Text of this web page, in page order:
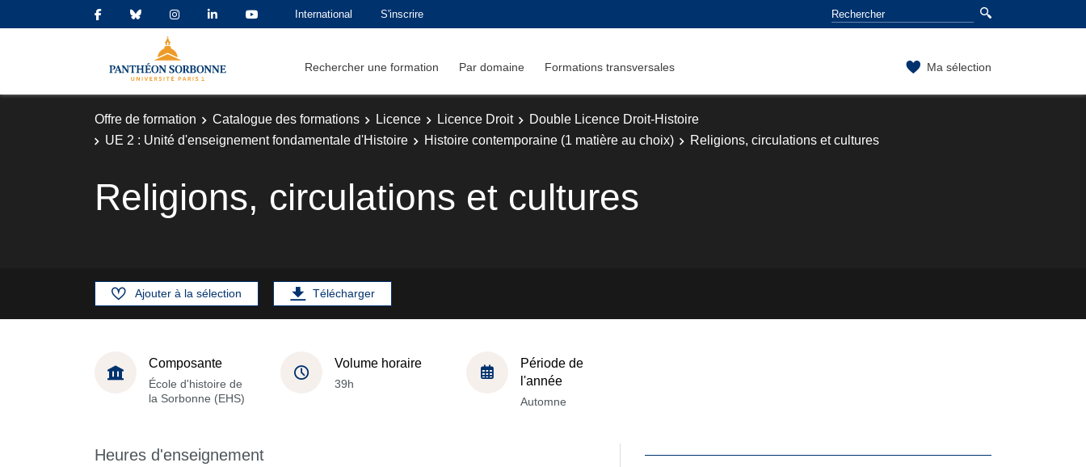
International S'inscrire
Rechercher une formation Par domaine Formations transversales Ma sélection
Offre de formation Catalogue des formations Licence Licence Droit
Double Licence Droit-Histoire
UE 2 : Unité d'enseignement fondamentale d'Histoire
Histoire contemporaine (1 matière au choix) Religions, circulations et cultures
Religions, circulations et cultures
Ajouter à la sélection Télécharger
Composante
École d'histoire de
la Sorbonne (EHS)
Volume horaire
39h
Période de
l'année
Automne
Heures d'enseignement